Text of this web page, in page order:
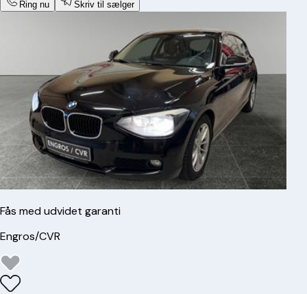
Ring nu Skriv til sælger
Fås med udvidet garanti
Engros/CVR